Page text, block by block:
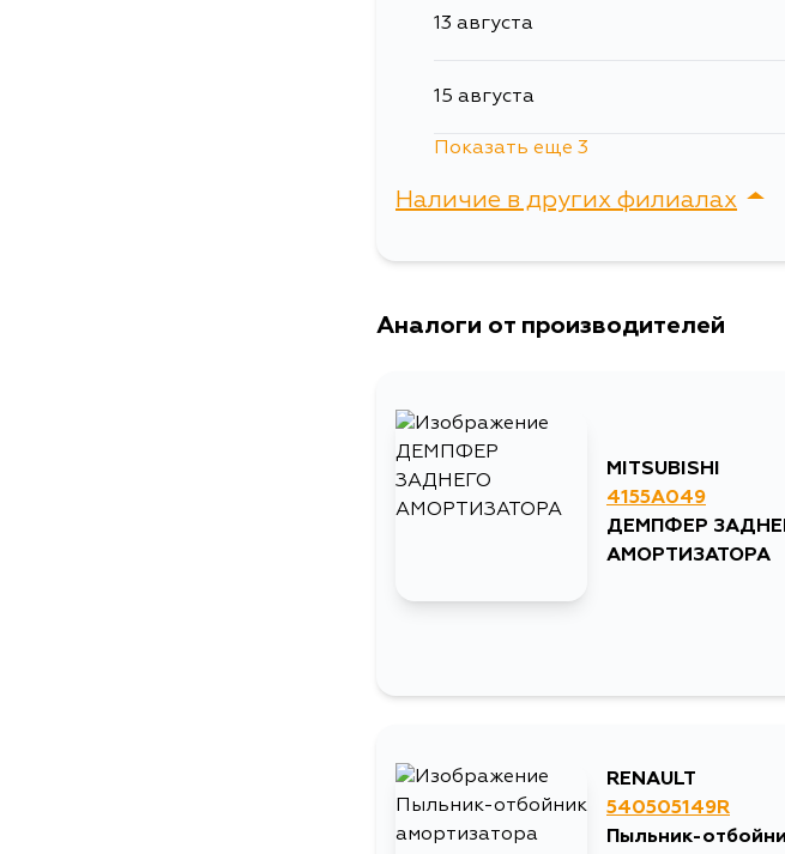
13 августа
15 августа
Показать еще 3
Наличие в других филиалах
Аналоги от производителей
MITSUBISHI
4155A049
ДЕМПФЕР
АМОРТИЗАТОРА
RENAULT
540505149R
Пыльник-